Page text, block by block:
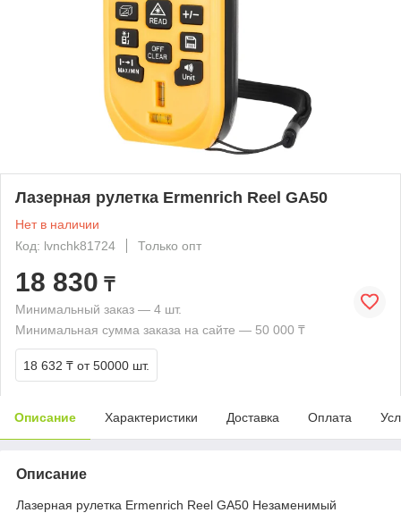
Лазерная рулетка Ermenrich Reel GA50
Нет в наличии
Код: lvnchk81724
Только опт
18 830 ₸
Минимальный заказ — 4 шт.
Минимальная сумма заказа на сайте — 50 000 ₸
18 632 ₸ от 50000 шт.
Описание Характеристики Доставка Оплата
Описание
Лазерная рулетка Ermenrich Reel GA50 Незаменимый